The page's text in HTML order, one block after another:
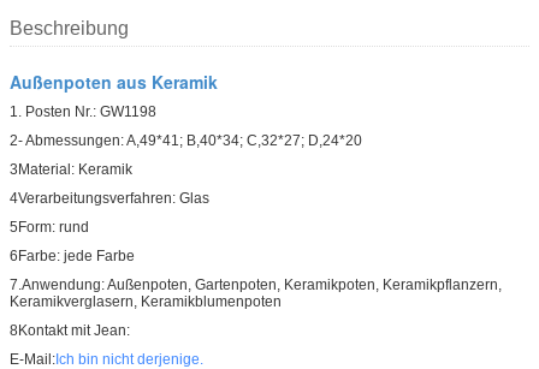
Beschreibung
Außenpoten aus Keramik
1. Posten Nr.: GW1198
2- Abmessungen: A,49*41; B,40*34; C,32*27; D,24*20
3Material: Keramik
4Verarbeitungsverfahren: Glas
5Form: rund
6Farbe: jede Farbe
7.Anwendung: Außenpoten, Gartenpoten, Keramikpoten, Keramikpflanzern,
Keramikverglasern, Keramikblumenpoten
8Kontakt mit Jean:
E-Mail:Ich bin nicht derjenige.